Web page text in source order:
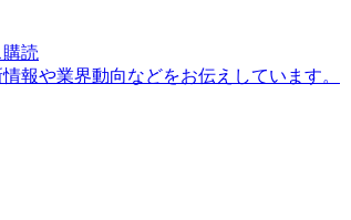
読
報や業界動向などをお伝えしています。